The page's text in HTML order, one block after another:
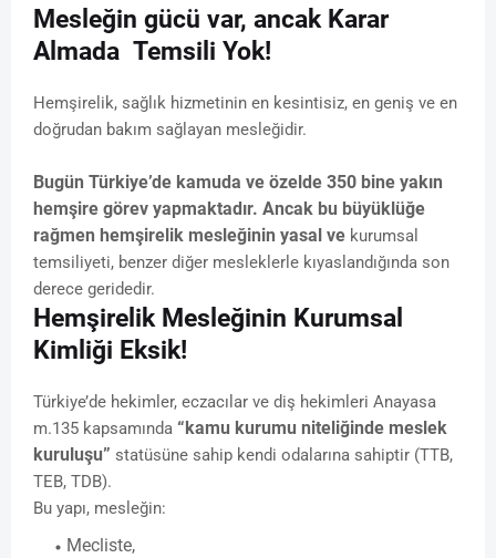
Mesleğin gücü var, ancak Karar
Almada Temsili Yok!
Hemşirelik, sağlık hizmetinin en kesintisiz, en geniş ve en
doğrudan bakım sağlayan mesleğidir.
Bugün Türkiye’de kamuda ve özelde 350 bine yakın
hemşire görev yapmaktadır. Ancak bu büyüklüğe
rağmen hemşirelik mesleğinin yasal ve kurumsal
temsiliyeti, benzer diğer mesleklerle kıyaslandığında son
derece geridedir.
Hemşirelik Mesleğinin Kurumsal
Kimliği Eksik!
Türkiye’de hekimler, eczacılar ve diş hekimleri Anayasa
m.135 kapsamında “kamu kurumu niteliğinde meslek
kuruluşu” statüsüne sahip kendi odalarına sahiptir (TTB,
TEB, TDB).
Bu yapı, mesleğin:
Mecliste,